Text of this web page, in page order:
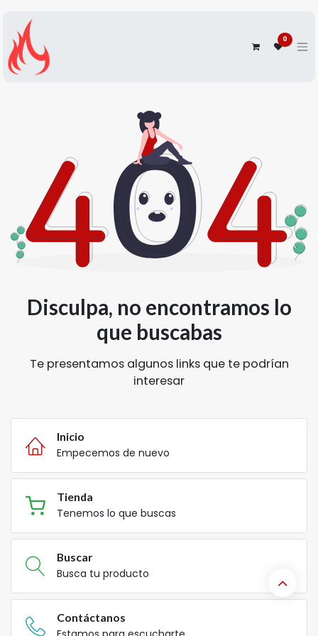
0
Disculpa, no encontramos lo
que buscabas
Te presentamos algunos links que te podrían
interesar
Inicio
Empecemos de nuevo
Tienda
Tenemos lo que buscas
Buscar
Busca tu producto
Contáctanos